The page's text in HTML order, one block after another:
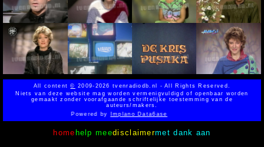
All content© 2009-2026 tvenradiodb.nl - All Rights Reserved.
Niets van deze website mag worden vermenigvuldigd of openbaar worden
gemaakt zonder voorafgaande schriftelijke toestemming van de
auteurs/makers.
Powered byImplano Data6ase
home help meedisclaimermet dank aan